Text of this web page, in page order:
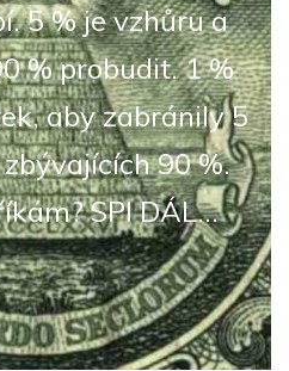
5 % je vzhůru a
% probudit. 1 %
aby zabránily 5
90 %.
SPI DÁL...